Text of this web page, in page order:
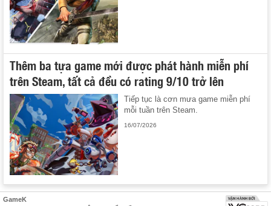
Thêm ba tựa game mới được phát hành miễn phí
trên Steam, tất cả đều có rating 9/10 trở lên
Tiếp tục là cơn mưa game miễn phí
mỗi tuần trên Steam.
16/07/2026
GameK